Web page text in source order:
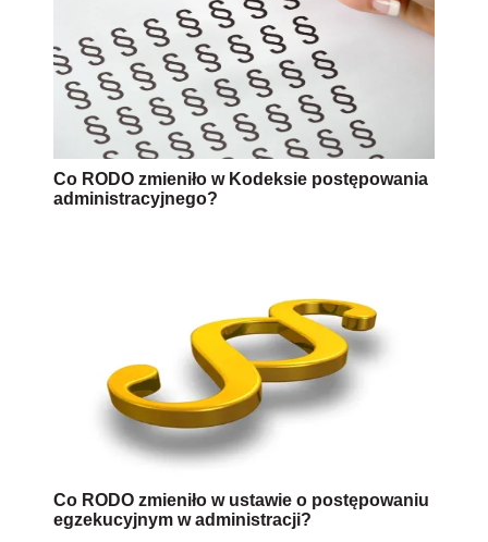
Co RODO zmieniło w Kodeksie postępowania
administracyjnego?
Co RODO zmieniło w ustawie o postępowaniu
egzekucyjnym w administracji?